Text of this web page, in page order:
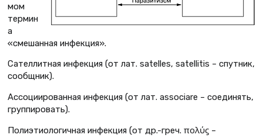
мом
термин
а
«смешанная инфекция».
Сателлитная инфекция (от лат. satelles, satellitis – спутник,
сообщник).
Ассоциированная инфекция (от лат. associare – соединять,
группировать).
Полиэтиологичная инфекция (от др.-греч. πολύϛ –